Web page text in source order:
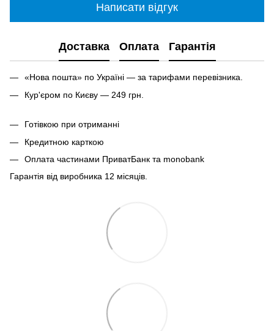
Написати відгук
Доставка Оплата Гарантія
«Нова пошта» по Україні — за тарифами перевізника.
Кур'єром по Києву — 249 грн.
Готівкою при отриманні
Кредитною карткою
Оплата частинами ПриватБанк та monobank
Гарантія від виробника 12 місяців.